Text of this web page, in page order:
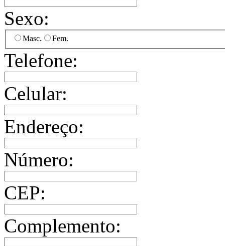
Sexo:
Masc. Fem.
Telefone:
Celular:
Endereço:
Número:
CEP:
Complemento: